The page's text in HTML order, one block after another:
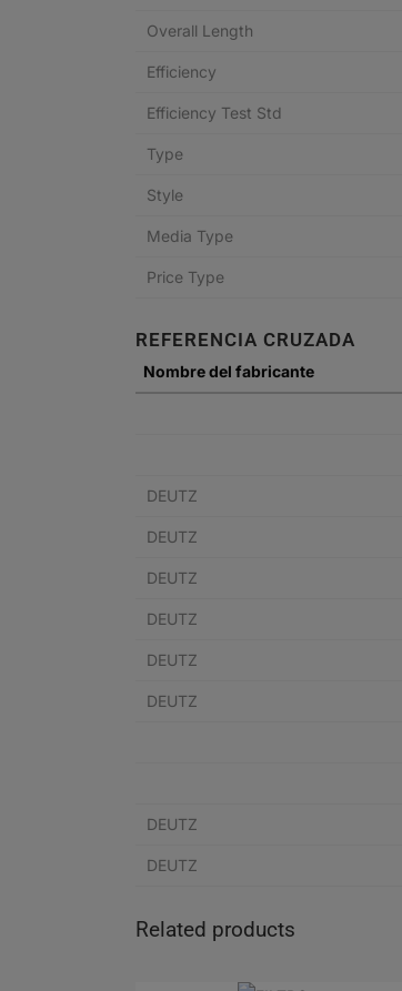
Overall Length
Efficiency
Efficiency Test Std
Type
Style
Media Type
Price Type
REFERENCIA CRUZADA
Nombre del fabricante
DEUTZ
DEUTZ
DEUTZ
DEUTZ
DEUTZ
DEUTZ
DEUTZ
DEUTZ
Related products